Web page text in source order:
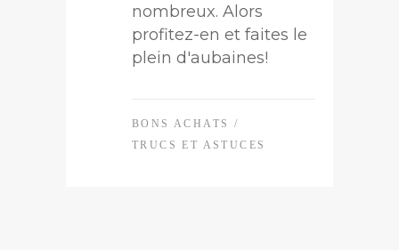
nombreux. Alors
profitez-en et faites le
plein d'aubaines!
BONS ACHATS
/
TRUCS ET ASTUCES